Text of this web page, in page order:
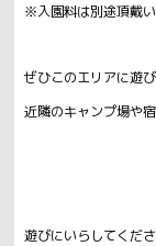
※入園料は別途頂戴
ぜひこのエリアに遊
近隣のキャンプ場や
遊びにいらしてくだ